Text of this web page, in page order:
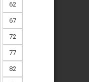
62
67
72
77
82